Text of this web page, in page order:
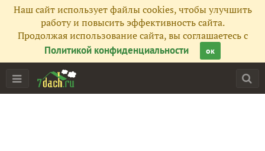
Наш сайт использует файлы cookies, чтобы улучшить
работу и повысить эффективность сайта.
Продолжая использование сайта, вы соглашаетесь с
Политикой конфиденциальности
ок